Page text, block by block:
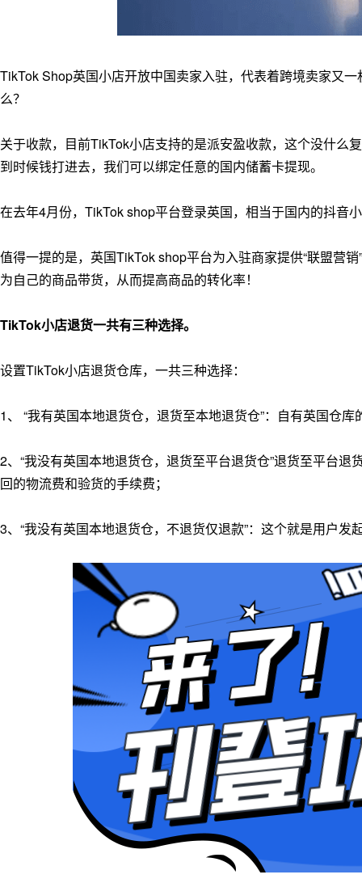
TikTok Shop英国小店开放中国卖家入驻，代表着跨境卖家又
么？
关于收款，目前TikTok小店支持的是派安盈收款，这个没什么
到时候钱打进去，我们可以绑定任意的国内储蓄卡提现。
在去年4月份，TikTok shop平台登录英国，相当于国内的抖音
值得一提的是，英国TikTok shop平台为入驻商家提供“联盟营
为自己的商品带货，从而提高商品的转化率！
TikTok小店退货一共有三种选择。
设置TikTok小店退货仓库，一共三种选择：
1、 “我有英国本地退货仓，退货至本地退货仓”：自有英国仓
2、“我没有英国本地退货仓，退货至平台退货仓”退货至平台
回的物流费和验货的手续费；
3、“我没有英国本地退货仓，不退货仅退款”：这个就是用户